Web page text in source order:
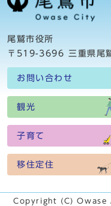
尾鷲市役所
〒519-3696 三重県尾
お問い合わせ
観光
子育て
移住定住
Copyright (C) Owase